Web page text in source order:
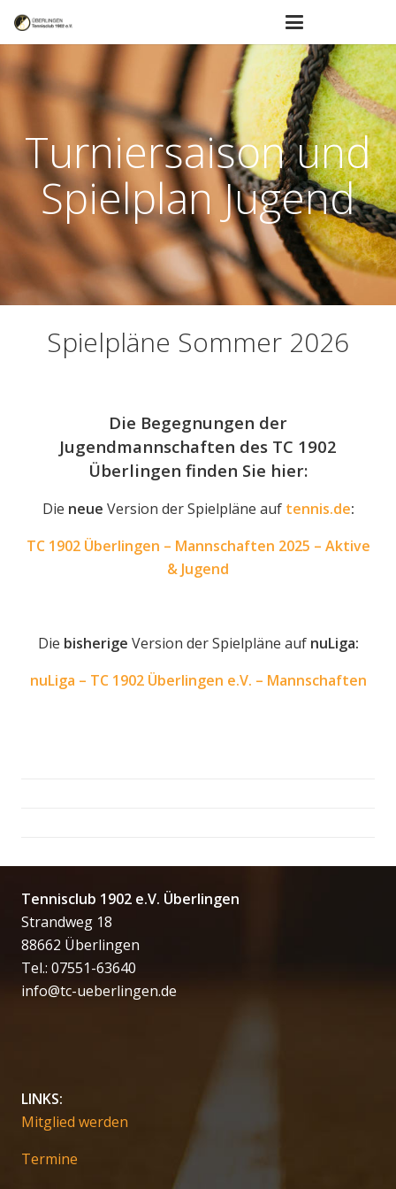
Turniersaison und
Spielplan Jugend
Spielpläne Sommer 2026
Die Begegnungen der
Jugendmannschaften des TC 1902
Überlingen finden Sie hier:
Die neue Version der Spielpläne auf tennis.de:
TC 1902 Überlingen – Mannschaften 2025 – Aktive
& Jugend
Die bisherige Version der Spielpläne auf nuLiga:
nuLiga – TC 1902 Überlingen e.V. – Mannschaften
Tennisclub 1902 e.V. Überlingen
Strandweg 18
88662 Überlingen
Tel.: 07551-63640
info@tc-ueberlingen.de
LINKS:
Mitglied werden
Termine